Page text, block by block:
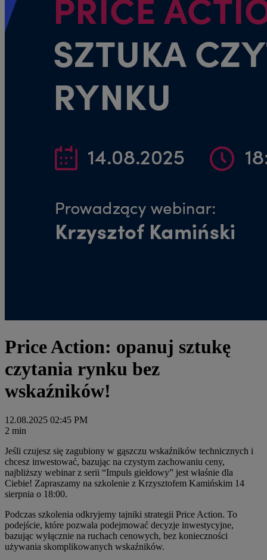
Price Action: opanuj sztukę
czytania rynku bez
wskaźników!
12.08.2025 02:45 PM
2 min
Jeśli czujesz się zagubiony w gąszczu wskaźników technicznych i
chcesz inwestować, bazując na czystym zachowaniu ceny,
najbliższy webinar z serii “Impuls giełdowy” jest właśnie dla
Ciebie! Zapraszamy na szkolenie z Krzysztofem Kamińskim 14
sierpnia o 18:00.
Podczas szkolenia odkryjemy tajniki strategii Price Action. To
podejście, które pozwala podejmować decyzje inwestycyjne,
bazując wyłącznie na ruchach cenowych, bez konieczności
używania skomplikowanych wskaźników.